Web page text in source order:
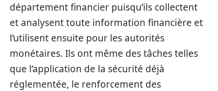
département financier puisqu’ils collectent
et analysent toute information financière et
l’utilisent ensuite pour les autorités
monétaires. Ils ont même des tâches telles
que l’application de la sécurité déjà
réglementée, le renforcement des